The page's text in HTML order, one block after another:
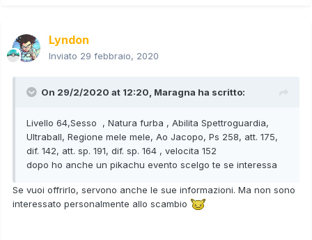
Lyndon
Inviato 29 febbraio, 2020
On 29/2/2020 at 12:20, Maragna ha scritto:
Livello 64,Sesso , Natura furba , Abilita Spettroguardia,
Ultraball, Regione mele mele, Ao Jacopo, Ps 258, att. 175,
dif. 142, att. sp. 191, dif. sp. 164 , velocita 152
dopo ho anche un pikachu evento scelgo te se interessa
Se vuoi offrirlo, servono anche le sue informazioni. Ma non sono
interessato personalmente allo scambio